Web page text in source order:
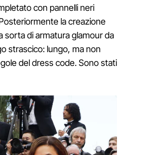
con pannelli neri
la creazione
sorta di armatura glamour da
strascico: lungo, ma non
del dress code. Sono stati